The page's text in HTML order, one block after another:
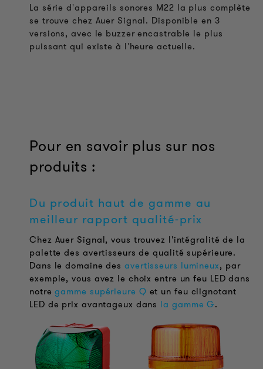
La série d'appareils sonores M22 la plus complète
se trouve chez Auer Signal. Disponible en 3
versions, avec le buzzer encastrable le plus
puissant qui existe à l'heure actuelle.
Pour en savoir plus sur nos
produits :
Du produit haut de gamme au
meilleur rapport qualité-prix
Chez Auer Signal, vous trouvez l'intégralité de la
palette des avertisseurs de qualité supérieure.
Dans le domaine des avertisseurs lumineux, par
exemple, vous avez le choix entre un feu LED dans
notregamme supérieure Q et un feu clignotant
LED de prix avantageux dans la gamme G.